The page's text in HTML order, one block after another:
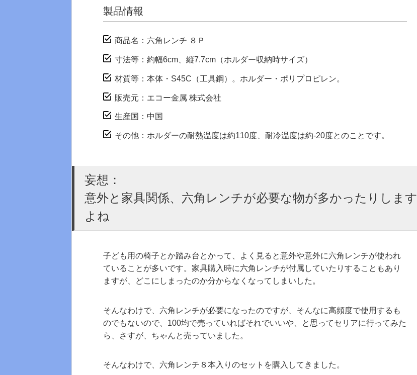
製品情報
商品名：六角レンチ ８Ｐ
寸法等：約幅6cm、縦7.7cm（ホルダー収納時サイズ）
材質等：本体・S45C（工具鋼）。ホルダー・ポリプロピレン。
販売元：エコー金属 株式会社
生産国：中国
その他：ホルダーの耐熱温度は約110度、耐冷温度は約-20度とのことです。
妄想：
意外と家具関係、六角レンチが必要な物が多かったりします
よね
子ども用の椅子とか踏み台とかって、よく見ると意外や意外に六角レンチが使われ
ていることが多いです。家具購入時に六角レンチが付属していたりすることもあり
ますが、どこにしまったのか分からなくなってしまいした。
そんなわけで、六角レンチが必要になったのですが、そんなに高頻度で使用するも
のでもないので、100均で売っていればそれでいいや、と思ってセリアに行ってみた
ら、さすが、ちゃんと売っていました。
そんなわけで、六角レンチ８本入りのセットを購入してきました。